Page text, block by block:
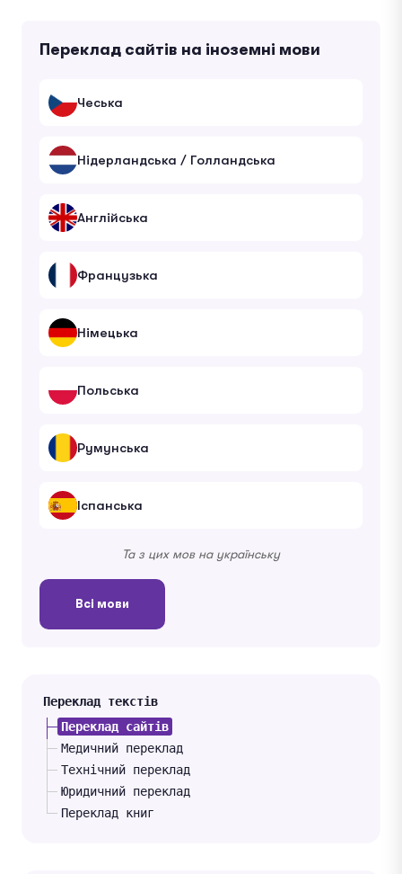
Переклад сайтів на іноземні мови
Чеська
Нідерландська / Голландська
Англійська
Французька
Німецька
Польська
Румунська
Іспанська
Та з цих мов на українську
Всі мови
Переклад текстів
Переклад сайтів
Медичний переклад
Технічний переклад
Юридичний переклад
Переклад книг